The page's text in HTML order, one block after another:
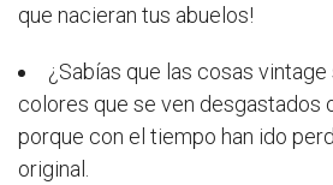
que nacieran tus abuelos!
¿Sabías que las cosas
colores que se ven desgastados
porque con el tiempo han ido
original.